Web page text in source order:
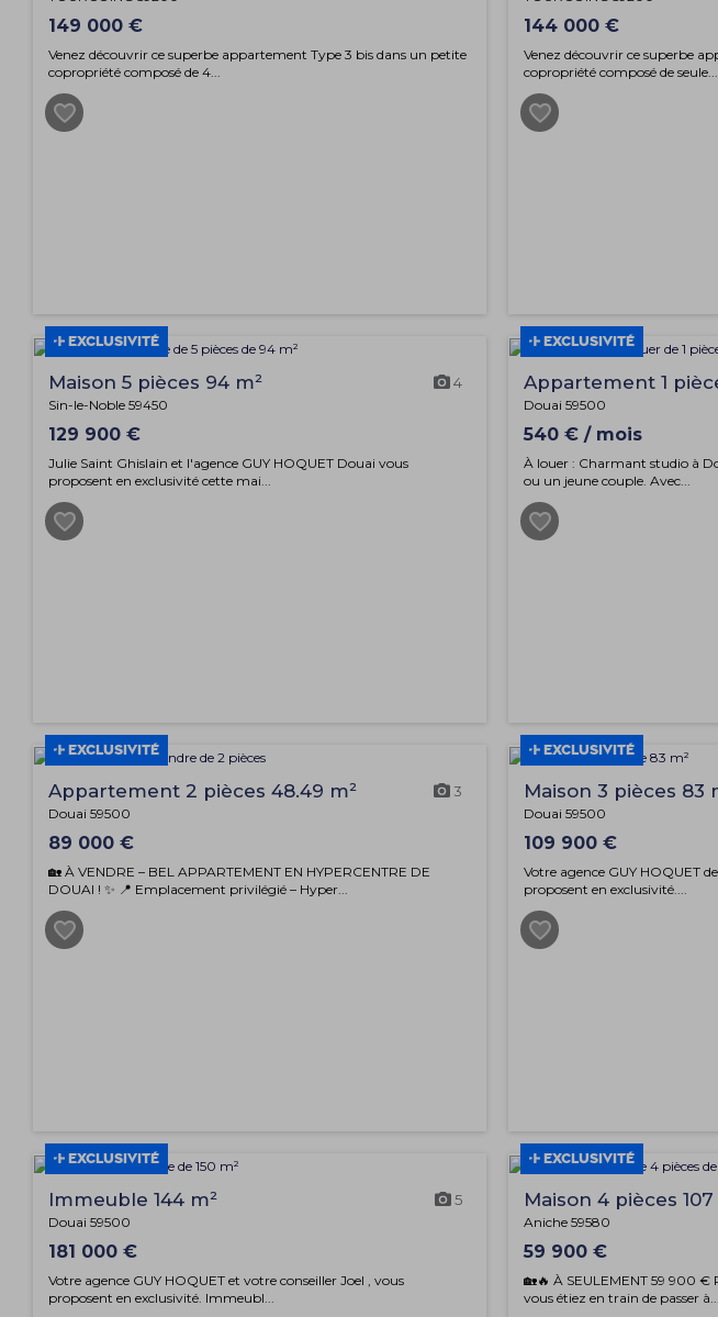
149 000 €
Venez découvrir ce superbe appartement Type 3 bis dans un petite
copropriété composé de 4...
144 000 €
Venez découvrir ce superbe
copropriété composé de seule...
EXCLUSIVITÉ
Maison 5 pièces 94 m² 4
Sin-le-Noble 59450
129 900 €
Julie Saint Ghislain et l'agence GUY HOQUET Douai vous
proposent en exclusivité cette mai...
EXCLUSIVITÉ
Appartement 1
Douai 59500
540 € / mois
À louer : Charmant studio à
ou un jeune couple. Avec...
EXCLUSIVITÉ
Appartement 2 pièces 48.49 m² 3
Douai 59500
89 000 €
🏡 À VENDRE – BEL APPARTEMENT EN HYPERCENTRE DE
DOUAI ! ✨ 📍 Emplacement privilégié – Hyper...
EXCLUSIVITÉ
Maison 3 pièces 83
Douai 59500
109 900 €
Votre agence GUY HOQUET
proposent en exclusivité....
EXCLUSIVITÉ
Immeuble 144 m² 5
Douai 59500
181 000 €
Votre agence GUY HOQUET et votre conseiller Joel , vous
proposent en exclusivité. Immeubl...
EXCLUSIVITÉ
Maison 4 pièces 107
Aniche 59580
59 900 €
🏡🔥 À SEULEMENT 59 900 € POUR
vous étiez en train de passer à...